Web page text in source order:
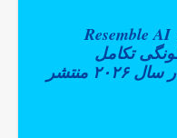
در کنار اعلام سرمایه‌گذاری، Resemble AI
تکامل
خطرات مرتبط با دیپ‌فیک در سال ۲۰۲۶ منتشر